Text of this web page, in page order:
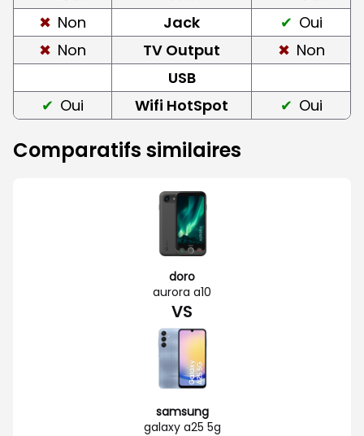
Non
Jack
Oui
Non
TV Output
Non
USB
Oui
Wifi HotSpot Oui
Comparatifs similaires
doro
aurora a10
VS
samsung
galaxy a25 5g